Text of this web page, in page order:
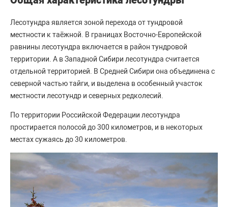
Лесотундра является зоной перехода от тундровой
местности к таёжной. В границах Восточно-Европейской
равнины лесотундра включается в район тундровой
территории. А в Западной Сибири лесотундра считается
отдельной территорией. В Средней Сибири она объединена с
северной частью тайги, и выделена в особенный участок
местности лесотундр и северных редколесий.
По территории Российской Федерации лесотундра
простирается полосой до 300 километров, и в некоторых
местах сужаясь до 30 километров.